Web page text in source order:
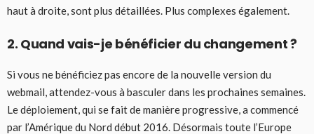
haut à droite, sont plus détaillées. Plus complexes également.
2. Quand vais-je bénéficier du changement ?
Si vous ne bénéficiez pas encore de la nouvelle version du
webmail, attendez-vous à basculer dans les prochaines semaines.
Le déploiement, qui se fait de manière progressive, a commencé
par l’Amérique du Nord début 2016. Désormais toute l’Europe